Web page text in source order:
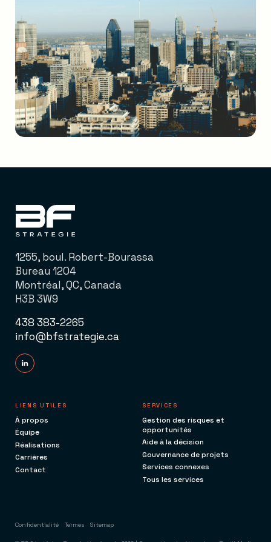
1255, boul. Robert-Bourassa
Bureau 1204
Montréal, QC, Canada
H3B 3W9
438 383-2265
info@bfstrategie.ca
LIENS UTILES
À propos
Équipe
Réalisations
Carrières
Contact
SERVICES
Gestion des risques et
opportunités
Aide à la décision
Gouvernance de projets
Services connexes
Tous les services
Confidentialité Termes Sitemap